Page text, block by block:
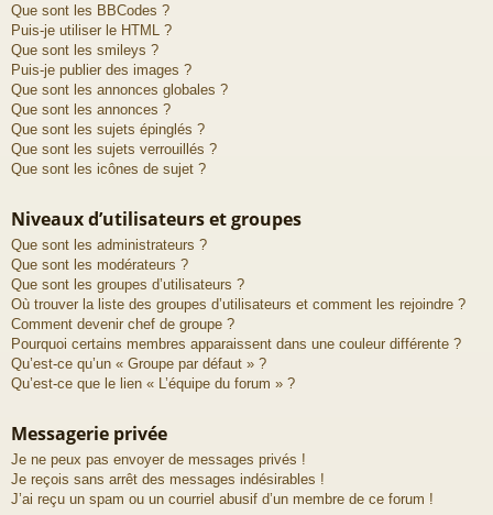
Que sont les BBCodes ?
Puis-je utiliser le HTML ?
Que sont les smileys ?
Puis-je publier des images ?
Que sont les annonces globales ?
Que sont les annonces ?
Que sont les sujets épinglés ?
Que sont les sujets verrouillés ?
Que sont les icônes de sujet ?
Niveaux d’utilisateurs et groupes
Que sont les administrateurs ?
Que sont les modérateurs ?
Que sont les groupes d’utilisateurs ?
Où trouver la liste des groupes d’utilisateurs et comment les rejoindre ?
Comment devenir chef de groupe ?
Pourquoi certains membres apparaissent dans une couleur différente ?
Qu’est-ce qu’un « Groupe par défaut » ?
Qu’est-ce que le lien « L’équipe du forum » ?
Messagerie privée
Je ne peux pas envoyer de messages privés !
Je reçois sans arrêt des messages indésirables !
J’ai reçu un spam ou un courriel abusif d’un membre de ce forum !